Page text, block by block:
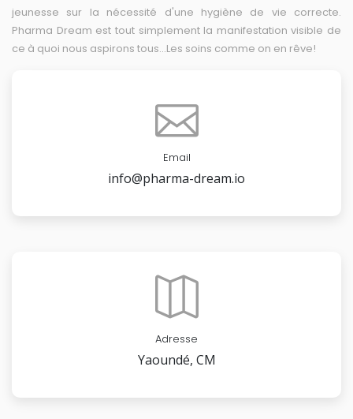
jeunesse sur la nécessité d'une hygiène de vie correcte.
Pharma Dream est tout simplement la manifestation visible de
ce à quoi nous aspirons tous...Les soins comme on en rêve!
Email
info@pharma-dream.io
Adresse
Yaoundé, CM